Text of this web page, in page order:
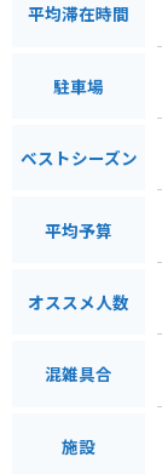
平均滞在時間
駐車場
ベストシーズン
平均予算
オススメ人数
混雑具合
施設